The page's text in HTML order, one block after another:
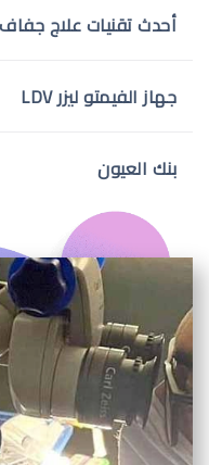
أحدث تقنيات علاج
جهاز الفيمتو ليزر LDV
بنك العيون